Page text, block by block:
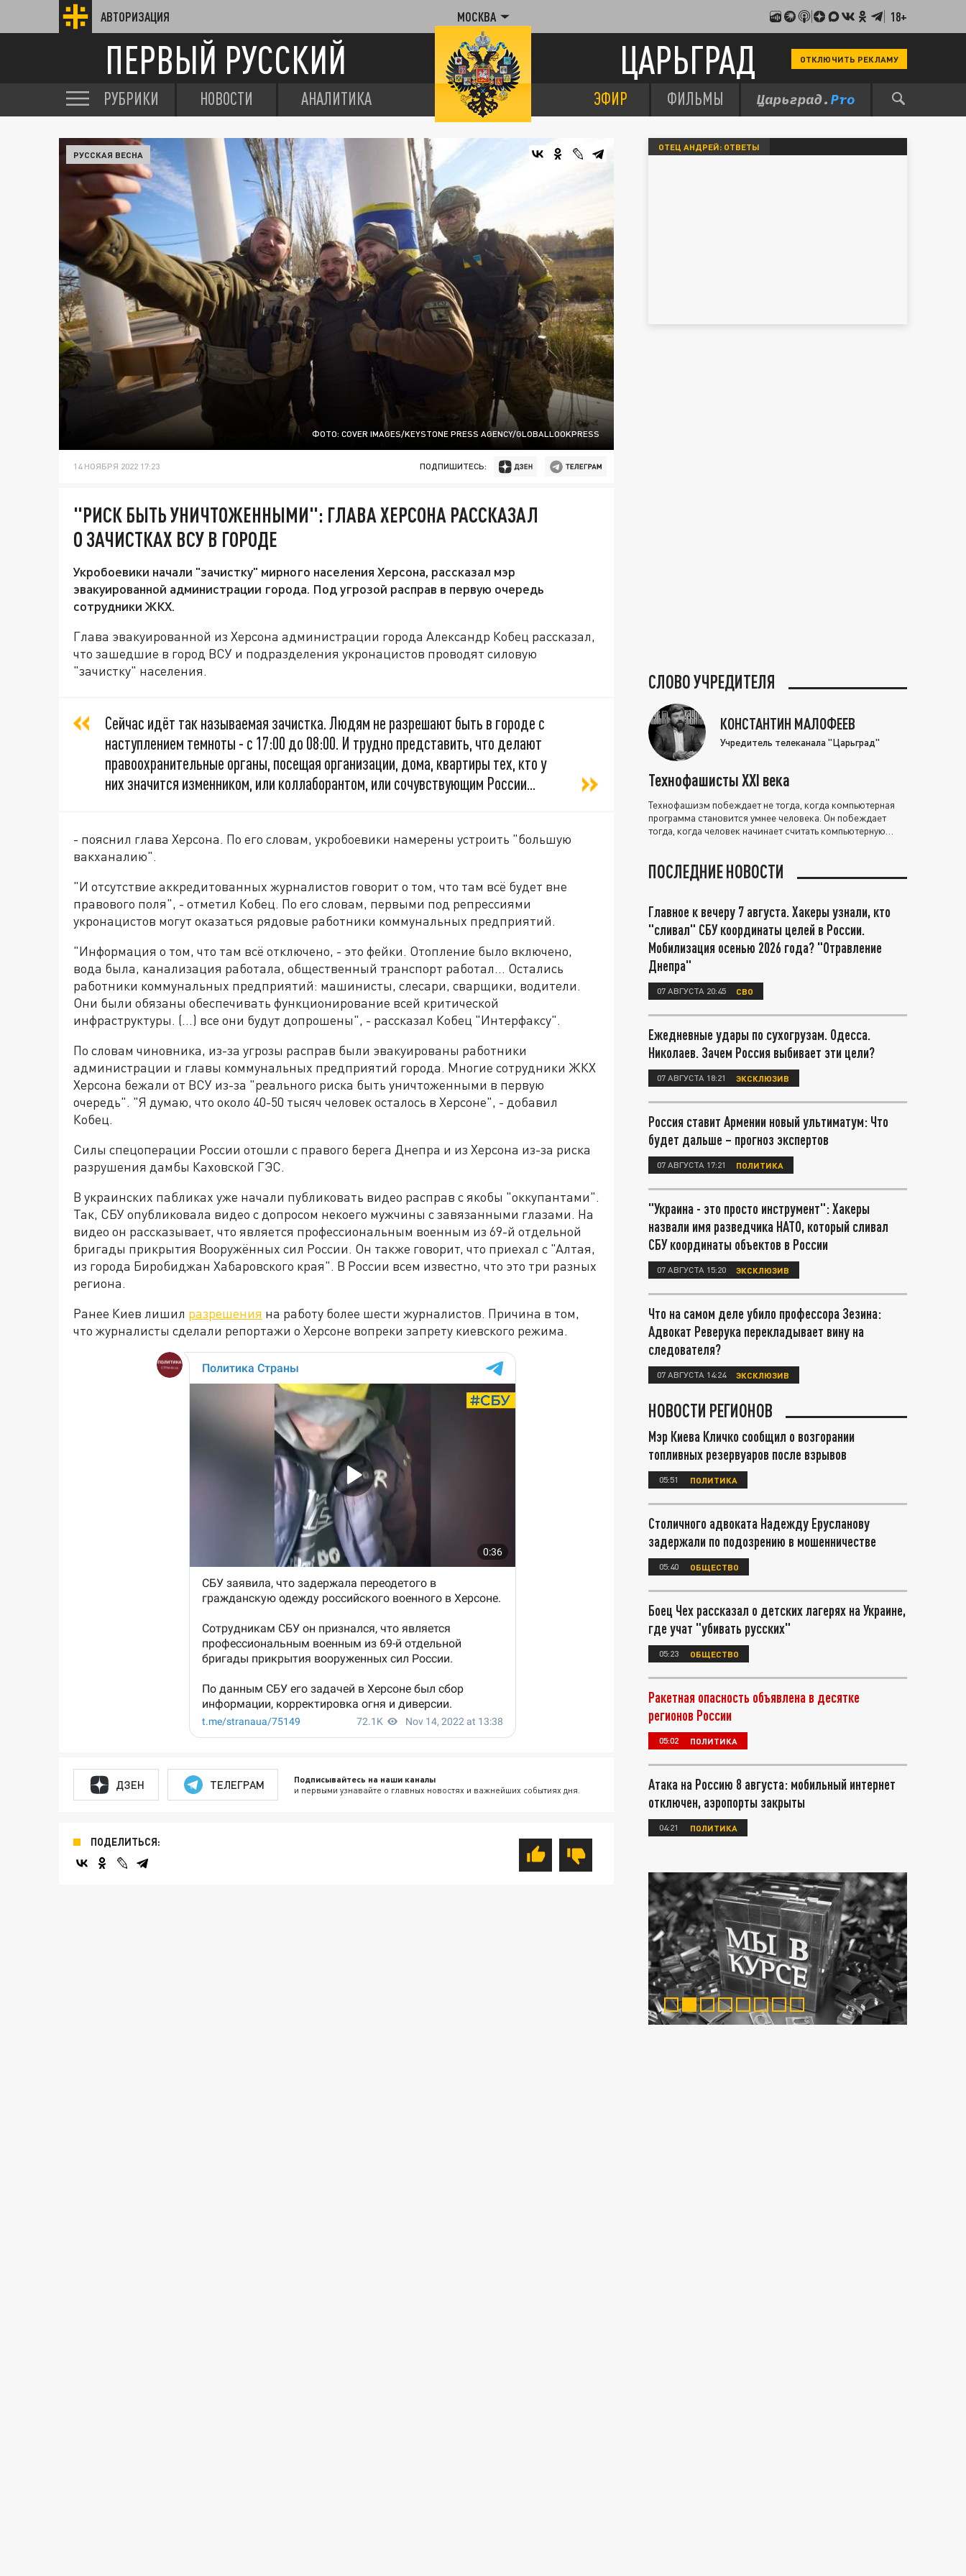
АВТОРИЗАЦИЯ МОСКВА 18+
ПЕРВЫЙ РУССКИЙ ЦАРЬГРАД ОТКЛЮЧИТЬ РЕКЛАМУ
РУБРИКИ НОВОСТИ АНАЛИТИКА ЭФИР ФИЛЬМЫ
ФОТО: COVER IMAGES/KEYSTONE PRESS AGENCY/GLOBALLOOKPRESS
РУССКАЯ ВЕСНА
14 НОЯБРЯ 2022 17:23 ПОДПИШИТЕСЬ:
"РИСК БЫТЬ УНИЧТОЖЕННЫМИ": ГЛАВА ХЕРСОНА РАССКАЗАЛ
О ЗАЧИСТКАХ ВСУ В ГОРОДЕ
Укробоевики начали "зачистку" мирного населения Херсона, рассказал мэр
эвакуированной администрации города. Под угрозой расправ в первую очередь
сотрудники ЖКХ.
Глава эвакуированной из Херсона администрации города Александр Кобец рассказал,
что зашедшие в город ВСУ и подразделения укронацистов проводят силовую
"зачистку" населения.
Сейчас идёт так называемая зачистка. Людям не разрешают быть в городе с
наступлением темноты - с 17:00 до 08:00. И трудно представить, что делают
правоохранительные органы, посещая организации, дома, квартиры тех, кто у
них значится изменником, или коллаборантом, или сочувствующим России...
- пояснил глава Херсона. По его словам, укробоевики намерены устроить "большую
вакханалию".
"И отсутствие аккредитованных журналистов говорит о том, что там всё будет вне
правового поля", - отметил Кобец. По его словам, первыми под репрессиями
укронацистов могут оказаться рядовые работники коммунальных предприятий.
"Информация о том, что там всё отключено, - это фейки. Отопление было включено,
вода была, канализация работала, общественный транспорт работал... Остались
работники коммунальных предприятий: машинисты, слесари, сварщики, водители.
Они были обязаны обеспечивать функционирование всей критической
инфраструктуры. (...) все они будут допрошены", - рассказал Кобец "Интерфаксу".
По словам чиновника, из-за угрозы расправ были эвакуированы работники
администрации и главы коммунальных предприятий города. Многие сотрудники ЖКХ
Херсона бежали от ВСУ из-за "реального риска быть уничтоженными в первую
очередь". "Я думаю, что около 40-50 тысяч человек осталось в Херсоне", - добавил
Кобец.
Силы спецоперации России отошли с правого берега Днепра и из Херсона из-за риска
разрушения дамбы Каховской ГЭС.
В украинских пабликах уже начали публиковать видео расправ с якобы "оккупантами".
Так, СБУ опубликовала видео с допросом некоего мужчины с завязанными глазами. На
видео он рассказывает, что является профессиональным военным из 69-й отдельной
бригады прикрытия Вооружённых сил России. Он также говорит, что приехал с "Алтая,
из города Биробиджан Хабаровского края". В России всем известно, что это три разных
региона.
Ранее Киев лишил разрешения на работу более шести журналистов. Причина в том,
что журналисты сделали репортажи о Херcоне вопреки запрету киевского режима.
ДЗЕН ТЕЛЕГРАМ Подписывайтесь на наши каналы
и первыми узнавайте о главных новостях и важнейших событиях дня.
ПОДЕЛИТЬСЯ:
ОТЕЦ АНДРЕЙ: ОТВЕТЫ
СЛОВО УЧРЕДИТЕЛЯ
КОНСТАНТИН МАЛОФЕЕВ
Учредитель телеканала "Царьград"
Технофашисты XXI века
Технофашизм побеждает не тогда, когда компьютерная
программа становится умнее человека. Он побеждает
тогда, когда человек начинает считать компьютерную
ПОСЛЕДНИЕ НОВОСТИ
Главное к вечеру 7 августа. Хакеры узнали, кто
"сливал" СБУ координаты целей в России.
Мобилизация осенью 2026 года? "Отравление
Днепра"
07 АВГУСТА 20:45 СВО
Ежедневные удары по сухогрузам. Одесса.
Николаев. Зачем Россия выбивает эти цели?
07 АВГУСТА 18:21 ЭКСКЛЮЗИВ
Россия ставит Армении новый ультиматум: Что
будет дальше – прогноз экспертов
07 АВГУСТА 17:21 ПОЛИТИКА
"Украина - это просто инструмент": Хакеры
назвали имя разведчика НАТО, который сливал
СБУ координаты объектов в России
07 АВГУСТА 15:20 ЭКСКЛЮЗИВ
Что на самом деле убило профессора Зезина:
Адвокат Реверука перекладывает вину на
следователя?
07 АВГУСТА 14:24 ЭКСКЛЮЗИВ
НОВОСТИ РЕГИОНОВ
Мэр Киева Кличко сообщил о возгорании
топливных резервуаров после взрывов
05:51 ПОЛИТИКА
Столичного адвоката Надежду Ерусланову
задержали по подозрению в мошенничестве
05:40 ОБЩЕСТВО
Боец Чех рассказал о детских лагерях на Украине,
где учат "убивать русских"
05:23 ОБЩЕСТВО
Ракетная опасность объявлена в десятке
регионов России
05:02 ПОЛИТИКА
Атака на Россию 8 августа: мобильный интернет
отключен, аэропорты закрыты
04:21 ПОЛИТИКА